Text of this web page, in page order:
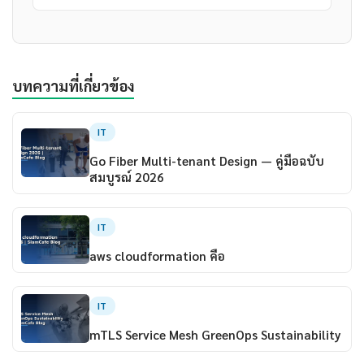
บทความที่เกี่ยวข้อง
IT
Go Fiber Multi-tenant Design — คู่มือฉบับ
สมบูรณ์ 2026
IT
aws cloudformation คือ
IT
mTLS Service Mesh GreenOps Sustainability